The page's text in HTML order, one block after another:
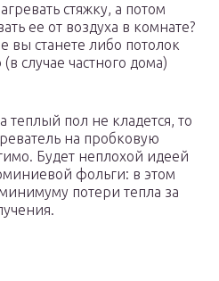
стяжку, а потом
ее от воздуха в комнате?
вы станете либо потолок
случае частного дома)
теплый пол не кладется, то
на пробковую
Будет неплохой идеей
фольги: в этом
потери тепла за